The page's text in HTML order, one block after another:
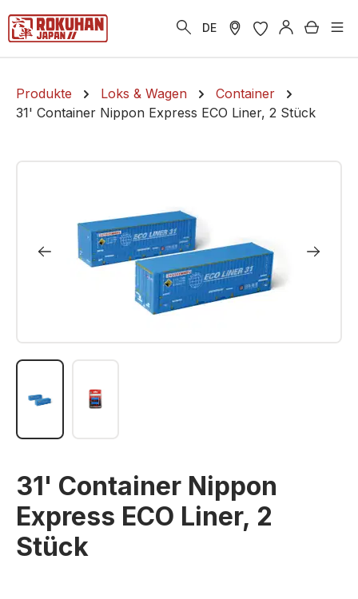
springen DE
Produkte Loks & Wagen
Container
31' Container Nippon Express ECO Liner, 2 Stück
Bildergalerie überspringen
31' Container Nippon
Express ECO Liner, 2
Stück